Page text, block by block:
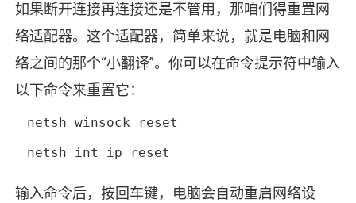
如果断开连接再连接还是不管用，那咱们得重置网
络适配器。这个适配器，简单来说，就是电脑和网
络之间的那个“小翻译”。你可以在命令提示符中输入
以下命令来重置它：
netsh winsock reset
netsh int ip reset
输入命令后，按回车键，电脑会自动重启网络设